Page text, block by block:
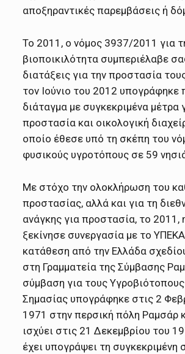
αποξηραντικές παρεμβάσεις ή
Το 2011, ο νόμος 3937/2011 για
βιοποικιλότητα συμπεριέλαβε
διατάξεις για την προστασία
τον Ιούνιο του 2012 υπογράφηκε
διάταγμα με συγκεκριμένα μέτρα
προστασία και οικολογική
οποίο έθεσε υπό τη σκέπη του
φυσικούς υγροτόπους σε 59
Με στόχο την ολοκλήρωση του
προστασίας, αλλά και για τη
ανάγκης για προστασία, το 2011,
ξεκίνησε συνεργασία με το
κατάθεση από την Ελλάδα
στη Γραμματεία της Σύμβασης
σύμβαση για τους
Σημασίας υπογράφηκε στις 2
1971 στην περσική πόλη Ραμσάρ
ισχύει στις 21 Δεκεμβρίου του
έχει υπογράψει τη συγκεκριμένη